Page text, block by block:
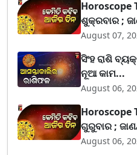
Horoscope
ଶୁକ୍ରବାର ;
August 07,
ସିଂହ ରାଶି
ନୂଆ କାମ...
August 06,
Horoscope
ଗୁରୁବାର ;
August 06,